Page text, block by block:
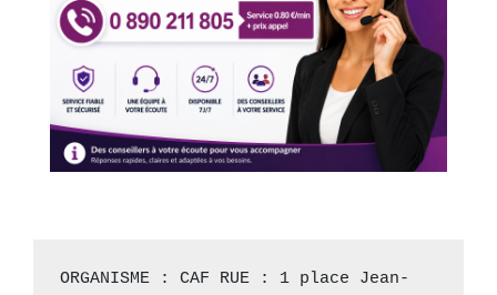
ORGANISME : CAF RUE : 1 place Jean-